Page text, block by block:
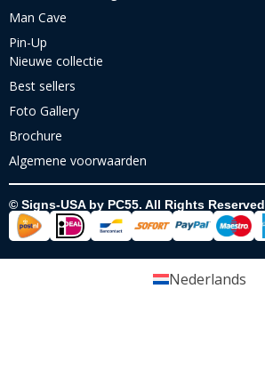
Man Cave
Pin-Up
Nieuwe collectie
Best sellers
Foto Gallery
Brochure
Algemene voorwaarden
© Signs-USA by PC55. All Rights Reserved
Nederlands